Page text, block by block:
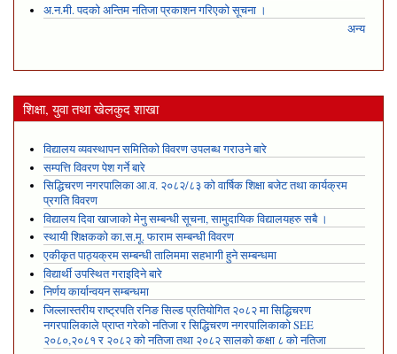
अ.न.मी. पदको अन्तिम नतिजा प्रकाशन गरिएको सूचना ।
अन्य
शिक्षा, युवा तथा खेलकुद शाखा
विद्यालय व्यवस्थापन समितिको विवरण उपलब्ध गराउने बारे
सम्पत्ति विवरण पेश गर्ने बारे
सिद्धिचरण नगरपालिका आ.व. २०८२/८३ को वार्षिक शिक्षा बजेट तथा कार्यक्रम
प्रगति विवरण
विद्यालय दिवा खाजाको मेनु सम्बन्धी सूचना, सामुदायिक विद्यालयहरु सबै ।
स्थायी शिक्षकको का.स.मू. फाराम सम्बन्धी विवरण
एकीकृत पाठ्यक्रम सम्बन्धी तालिममा सहभागी हुने सम्बन्धमा
विद्यार्थी उपस्थित गराइदिने बारे
निर्णय कार्यान्वयन सम्बन्धमा
जिल्लास्तरीय राष्ट्रपति रनिङ सिल्ड प्रतियोगित २०८२ मा सिद्धिचरण
नगरपालिकाले प्राप्त गरेकाे नतिजा र सिद्धिचरण नगरपालिकाको SEE
२०८०,२०८१ र २०८२ को नतिजा तथा २०८२ सालको कक्षा ८ को नतिजा